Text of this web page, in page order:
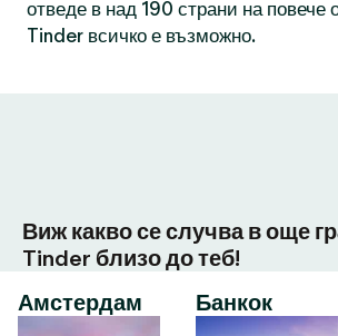
отведе в над 190 страни на повече
Tinder всичко е възможно.
Виж какво се случва в още
Tinder близо до теб!
Амстердам
Банкок